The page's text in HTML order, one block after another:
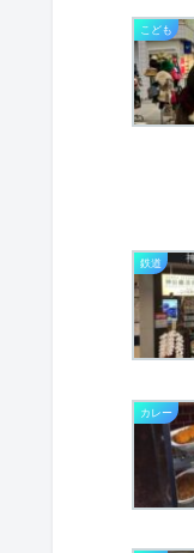
こども
鉄道
カレー